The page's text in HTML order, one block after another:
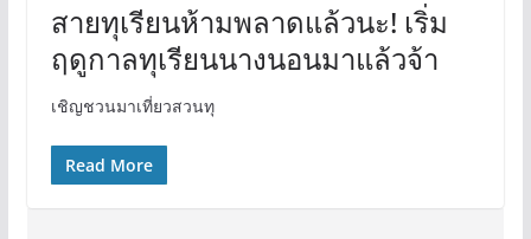
สายทุเรียนห้ามพลาดแล้วนะ! เริ่ม
ฤดูกาลทุเรียนนางนอนมาแล้วจ้า
เชิญชวนมาเที่ยวสวนทุ
Read More